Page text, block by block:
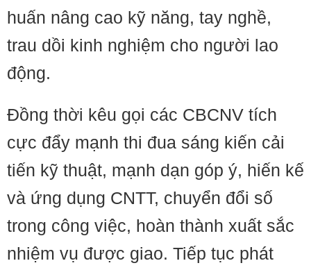
huấn nâng cao kỹ năng, tay nghề,
trau dồi kinh nghiệm cho người lao
động.
Đồng thời kêu gọi các CBCNV tích
cực đẩy mạnh thi đua sáng kiến cải
tiến kỹ thuật, mạnh dạn góp ý, hiến kế
và ứng dụng CNTT, chuyển đổi số
trong công việc, hoàn thành xuất sắc
nhiệm vụ được giao. Tiếp tục phát